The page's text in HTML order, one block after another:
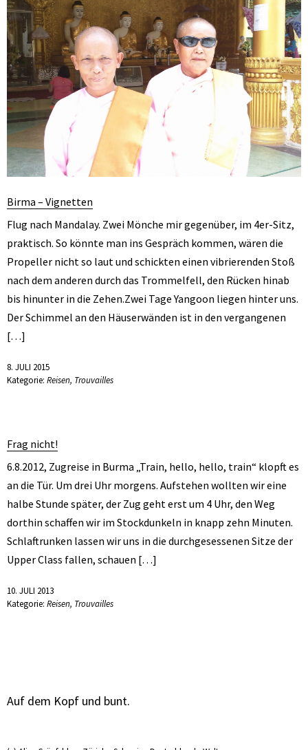
Birma – Vignetten
Flug nach Mandalay. Zwei Mönche mir gegenüber, im 4er-Sitz,
praktisch. So könnte man ins Gespräch kommen, wären die
Propeller nicht so laut und schickten einen vibrierenden Stoß
nach dem anderen durch das Trommelfell, den Rücken hinab
bis hinunter in die Zehen.Zwei Tage Yangoon liegen hinter uns.
Der Schimmel an den Häuserwänden ist in den vergangenen
[…]
8. JULI 2015
Kategorie: Reisen, Trouvailles
Frag nicht!
6.8.2012, Zugreise in Burma „Train, hello, hello, train“ klopft es
an die Tür. Um drei Uhr morgens. Aufstehen wollten wir eine
halbe Stunde später, der Zug geht erst um 4 Uhr, den Weg
dorthin schaffen wir im Stockdunkeln in knapp zehn Minuten.
Schlaftrunken lassen wir uns in die durchgesessenen Sitze der
Upper Class fallen, schauen […]
10. JULI 2013
Kategorie: Reisen, Trouvailles
Auf dem Kopf und bunt.